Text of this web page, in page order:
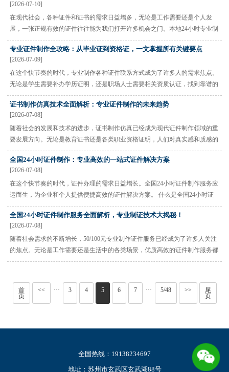
[2026-07-10]
在现代社会，各种证件和证书的需求日益增多，无论是工作需要还是个人发
展，一张正规有效的证件往往能为我们打开许多机会之门。本地24小时专业制
作证件服务应运而生，成为许多人解决燃眉之急的最佳选择。 为什么选择本
地24小时专业制作证件服务？ 首先，时间就是金钱，在紧急情况下···
专业证件制作全攻略：从毕业证到资格证，一文掌握所有关键要点
[2026-07-09]
在这个快节奏的时代，专业制作各种证件联系方式成为了许多人的需求焦点。
无论是学生需要补办学历证明，还是职场人士需要相关资质认证，找到靠谱的
证件制作渠道显得尤为重要。 什么是专业的证件制作？ 专业的证件制作远不
止简单的打印复印那么简单。它涉及到证书制作仿真的高超技艺···
证书制作仿真技术全面解析：专业证件制作的未来趋势
[2026-07-08]
随着社会的发展和技术的进步，证书制作仿真已经成为现代证件制作领域的重
要发展方向。无论是教育证书还是各类职业资格证明，人们对真实感和质感的
要求越来越高。 证件制作的技术革新 传统的证书制作仿真技术主要依赖手工
工艺和简单印刷设备，而现在的证书制作仿真已经实现了高度自···
全国24小时证件制作：专业高效的一站式证件解决方案
[2026-07-08]
在这个快节奏的时代，证件办理的需求日益增长。全国24小时证件制作服务应
运而生，为企业和个人提供便捷高效的证件解决方案。 什么是全国24小时证
件制作服务？ 全国24小时证件制作是指通过先进的技术和专业团队，在全国
范围内提供全天候的证件制作服务。无论是身份证、毕业证还是各···
全国24小时证件制作服务全面解析，专业制证技术大揭秘！
[2026-07-08]
随着社会需求的不断增长，50/100元专业制作证件服务已经成为了许多人关注
的焦点。无论是工作需要还是生活中的各类场景，优质高效的证件制作服务都
显得尤为重要。今天就让我们一起来了解一下这个行业的最新发展动态。 什
首
页
<< ··· 3 4 5 6 7 ··· 5/48 >>
尾
页
全国热线：19138234697
地址：苏州市玄武区玄武湖88号